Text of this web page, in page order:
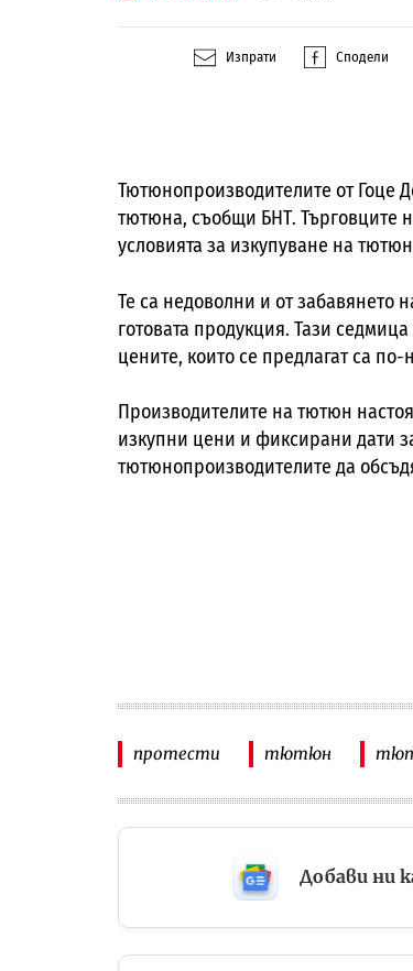
Изпрати Сподели
Тютюнопроизводителите от Гоце
тютюна, съобщи БНТ. Търговците
условията за изкупуване на
Те са недоволни и от забавянето
готовата продукция. Тази
цените, които се предлагат са
Производителите на тютюн
изкупни цени и фиксирани дати
тютюнопроизводителите да
протести тютюн
Добави ни